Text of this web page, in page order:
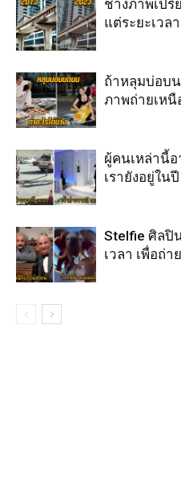
ช่างภาพเปรี
แต่ระยะเวล
ถ้าหลุมบ่อบ
ภาพถ่ายเห
ผู้คนเหล่านี้
เรายังอยู่ใน
Stelfie ศิลปิ
เวลา เพื่อถ่